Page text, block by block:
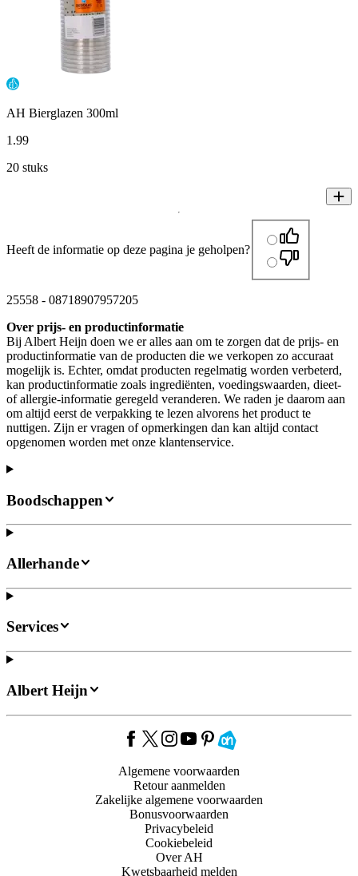
AH Bierglazen 300ml
1 .99
20 stuks
Heeft de informatie op deze pagina je geholpen?
25558 - 08718907957205
Over prijs- en productinformatie
Bij Albert Heijn doen we er alles aan om te zorgen dat de prijs- en
productinformatie van de producten die we verkopen zo accuraat
mogelijk is. Echter, omdat producten regelmatig worden verbeterd,
kan productinformatie zoals ingrediënten, voedingswaarden, dieet-
of allergie-informatie geregeld veranderen. We raden je daarom aan
om altijd eerst de verpakking te lezen alvorens het product te
nuttigen. Zijn er vragen of opmerkingen dan kan altijd contact
opgenomen worden met onze klantenservice.
Boodschappen
Allerhande
Services
Albert Heijn
Algemene voorwaarden
Retour aanmelden
Zakelijke algemene voorwaarden
Bonusvoorwaarden
Privacybeleid
Cookiebeleid
Over AH
Kwetsbaarheid melden